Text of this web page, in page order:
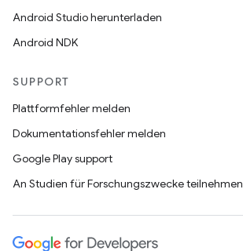
Android Studio herunterladen
Android NDK
SUPPORT
Plattformfehler melden
Dokumentationsfehler melden
Google Play support
An Studien für Forschungszwecke teilnehmen